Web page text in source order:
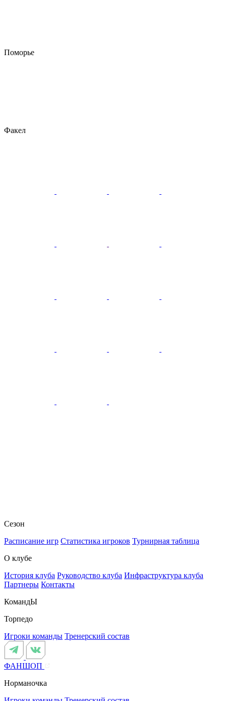
Поморье
Факел
Сезон
Расписание игр Статистика игроков Турнирная таблица
О клубе
История клуба Руководство клуба Инфраструктура клуба
Партнеры Контакты
КомандЫ
Торпедо
Игроки команды Тренерский состав
ФАНШОП
Норманочка